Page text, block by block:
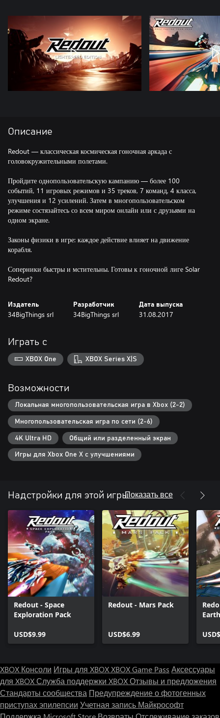
Описание
Redout — классическая космическая гоночная аркада с
головокружительными полетами.
Пройдите однопользовательскую кампанию — более 100
событий, 11 игровых режимов и 35 треков, 7 команд, 4 класса,
улучшения и 12 усилений. Затем в многопользовательском
режиме состязайтесь со всем миром онлайн или с друзьями на
одном экране.
Законы физики в игре: каждое действие влияет на движение
корабля.
Соперники быстры и мстительны. Готовы к гоночной лиге Solar
Redout?
Издатель
34BigThings srl
Разработчик
34BigThings srl
Дата выпуска
31.08.2017
Играть с
XBOX One XBOX Series X|S
Возможности
Локальная многопользовательская игра в Xbox (2-2)
Многопользовательская игра по сети (2-6)
4K Ultra HD Общий или разделенный экран
Игры для Xbox One X с улучшениями
Надстройки для этой игрыПоказать все
Redout - Space
Exploration Pack
USD$9.99
Redout - Mars Pack
USD$6.99
XBOX Консоли Игры для XBOXXBOX Game Pass Аксессуары
для XBOXСлужба поддержки XBOXОтзывы и предложения
Стандарты сообщества Предупреждение о фотогенных
приступах эпилепсии Учетная запись Майкрософт